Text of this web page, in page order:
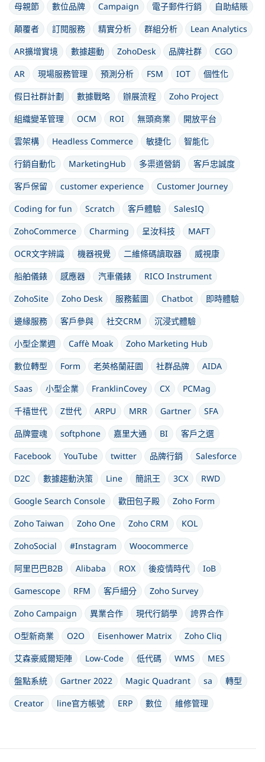
母親節
數位品牌 Campaign 電子郵件行銷
自助結賬
顛覆者
訂閱服務 精實分析 群組分析
Lean Analytics
AR擴增實境
數據趨動 ZohoDesk 品牌社群
CGO
AR
現場服務管理 預測分析 FSM IOT
個性化
假日社群計劃
數據戰略 辦展流程
Zoho Project
組織變革管理
OCM ROI 無頭商業
開放平台
雲架構
Headless Commerce 敏捷化
智能化
行銷自動化
MarketingHub 多渠道營銷
客戶忠誠度
客戶保留
customer experience
Customer Journey
Coding for fun
Scratch 客戶體驗
SalesIQ
ZohoCommerce
Charming 呈汝科技
MAFT
OCR文字辨識
機器視覺 二維條碼讀取器
威視康
船舶儀錶
感應器 汽車儀錶
RICO Instrument
ZohoSite
Zoho Desk 服務藍圖 Chatbot
即時體驗
邊緣服務
客戶參與 社交CRM
沉浸式體驗
小型企業週
Caffè Moak
Zoho Marketing Hub
數位轉型
Form 老英格蘭莊園 社群品牌
AIDA
Saas
小型企業 FranklinCovey CX
PCMag
千禧世代
Z世代 ARPU MRR Gartner
SFA
品牌靈魂
softphone 嘉里大通 BI
客戶之選
Facebook
YouTube twitter 品牌行銷
Salesforce
D2C
數據趨動決策 Line 簡訊王 3CX
RWD
Google Search Console
歡田包子殿
Zoho Form
Zoho Taiwan
Zoho One Zoho CRM
KOL
ZohoSocial
#Instagram
Woocommerce
阿里巴巴B2B
Alibaba ROX 後疫情時代
IoB
Gamescope
RFM 客戶細分
Zoho Survey
Zoho Campaign
異業合作 現代行銷學
誇界合作
O型新商業
O2O Eisenhower Matrix
Zoho Cliq
艾森豪威爾矩陣
Low-Code 低代碼 WMS
MES
盤點系統
Gartner 2022 Magic Quadrant sa
轉型
Creator
line官方帳號 ERP 數位 維修管理